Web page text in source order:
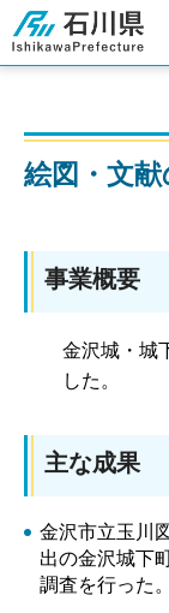
石川県
絵図・文
事業概要
金沢城・城
した。
主な成果
金沢市立玉川
出の金沢城下
調査を行った。